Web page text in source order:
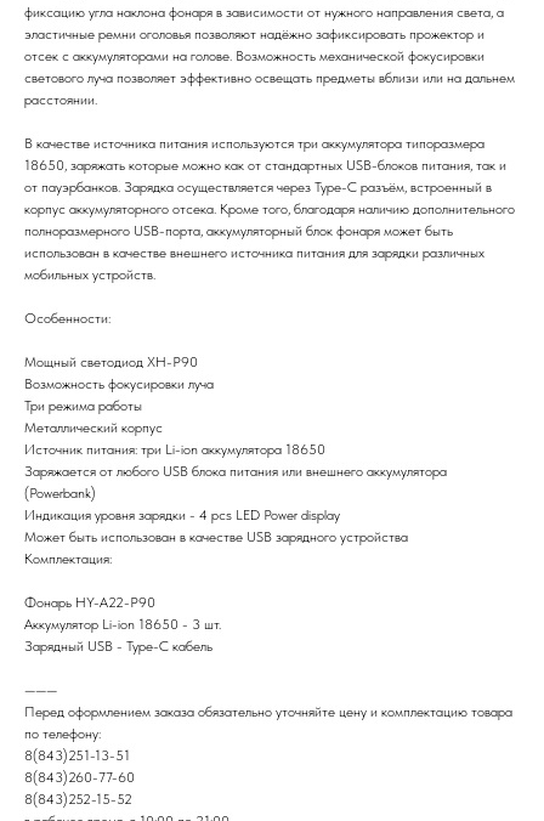
фиксацию угла наклона фонаря в зависимости от нужного направления света, а
эластичные ремни оголовья позволяют надёжно зафиксировать прожектор и
отсек с аккумуляторами на голове. Возможность механической фокусировки
светового луча позволяет эффективно освещать предметы вблизи или на дальнем
расстоянии.
В качестве источника питания используются три аккумулятора типоразмера
18650, заряжать которые можно как от стандартных USB-блоков питания, так и
от пауэрбанков. Зарядка осуществляется через Type-C разъём, встроенный в
корпус аккумуляторного отсека. Кроме того, благодаря наличию дополнительного
полноразмерного USB-порта, аккумуляторный блок фонаря может быть
использован в качестве внешнего источника питания для зарядки различных
мобильных устройств.
Особенности:
Мощный светодиод XH-P90
Возможность фокусировки луча
Три режима работы
Металлический корпус
Источник питания: три Li-ion аккумулятора 18650
Заряжается от любого USB блока питания или внешнего аккумулятора
(Powerbank)
Индикация уровня зарядки - 4 pcs LED Power display
Может быть использован в качестве USB зарядного устройства
Комплектация:
Фонарь HY-A22-P90
Аккумулятор Li-ion 18650 - 3 шт.
Зарядный USB - Type-C кабель
———
Перед оформлением заказа обязательно уточняйте цену и комплектацию товара
по телефону:
8(843)251-13-51
8(843)260-77-60
8(843)252-15-52